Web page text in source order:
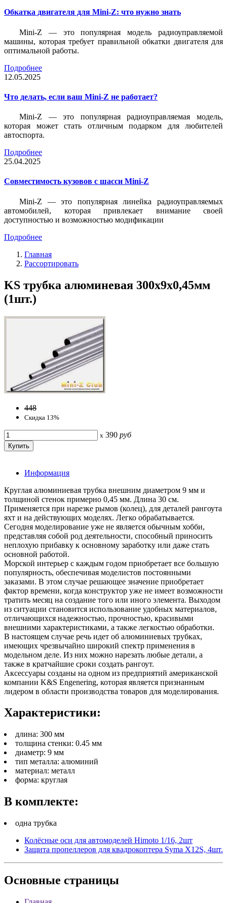
Обкатка двигателя для Mini-Z: что нужно знать
Mini-Z — это популярная модель радиоуправляемой
машины, которая требует правильной обкатки двигателя для
оптимальной работы.
Подробнее
12.05.2025
Что делать, если ваш Mini-Z не работает?
Mini-Z — это популярная радиоуправляемая модель,
которая может стать отличным подарком для любителей
автоспорта.
Подробнее
25.04.2025
Совместимость кузовов с шасси Mini-Z
Mini-Z — это популярная линейка радиоуправляемых
автомобилей, которая привлекает внимание своей
доступностью и возможностью модификации
Подробнее
Главная
Рассортировать
KS трубка алюминевая 300х9x0,45мм
(1шт.)
448
Скидка 13%
x 390 руб
Информация
Круглая алюминиевая трубка внешним диаметром 9 мм и
толщиной стенок примерно 0,45 мм. Длина 30 см.
Применяется при нарезке рымов (колец), для деталей рангоута
яхт и на действующих моделях. Легко обрабатывается.
Сегодня моделирование уже не является обычным хобби,
представляя собой род деятельности, способный приносить
неплохую прибавку к основному заработку или даже стать
основной работой.
Морской интерьер с каждым годом приобретает все большую
популярность, обеспечивая моделистов постоянными
заказами. В этом случае решающее значение приобретает
фактор времени, когда конструктор уже не имеет возможности
тратить месяц на создание того или иного элемента. Выходом
из ситуации становится использование удобных материалов,
отличающихся надежностью, прочностью, красивыми
внешними характеристиками, а также легкостью обработки.
В настоящем случае речь идет об алюминиевых трубках,
имеющих чрезвычайно широкий спектр применения в
модельном деле. Из них можно нарезать любые детали, а
также в кратчайшие сроки создать рангоут.
Аксессуары созданы на одном из предприятий американской
компании K&S Engenering, которая является признанным
лидером в области производства товаров для моделирования.
Характеристики:
длина: 300 мм
толщина стенки: 0.45 мм
диаметр: 9 мм
тип металла: алюминий
материал: металл
форма: круглая
В комплекте:
одна трубка
Колёсные оси для автомоделей Himoto 1/16, 2шт
Защита пропеллеров для квадрокоптера Syma X12S, 4шт.
Основные страницы